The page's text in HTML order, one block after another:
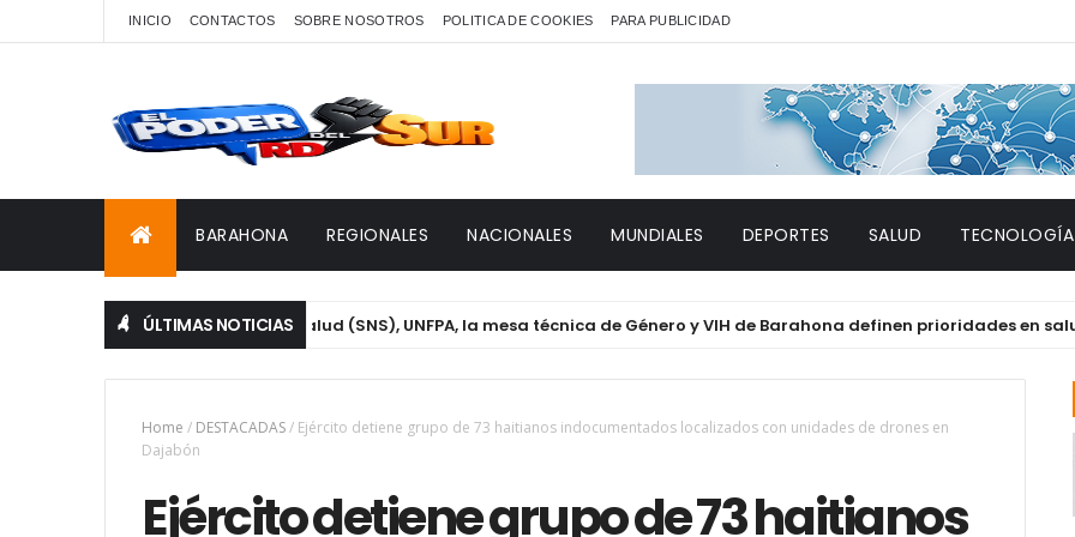
INICIO CONTACTOS SOBRE NOSOTROS POLITICA DE COOKIES PARA PUBLICIDAD
BARAHONA REGIONALES NACIONALES MUNDIALES DEPORTES SALUD TECNOLOGÍA
ÚLTIMAS NOTICIAS
Servicio Nacional de Salud (SNS), UNFPA, la mesa técnica de Género y VIH de Barahona definen prioridades en salud y
Home / DESTACADAS/ Ejército detiene grupo de 73 haitianos indocumentados localizados con unidades de drones en
Dajabón
Ejército detiene grupo de 73 haitianos